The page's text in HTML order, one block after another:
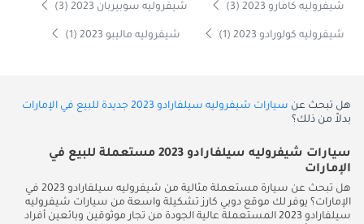
شيفروليه كامارو 2023 (3) شيفروليه سوبيربان 2023 (3)
شيفروليه كولورادو 2023 (1) شيفروليه ماليبو 2023 (1)
هل تبحث عن سيارات شيفروليه سيلفارادو 2023 جديدة للبيع في الإمارات
بدلاً من ذلك؟
سيارات شيفروليه سيلفارادو 2023 مستعملة للبيع في
الإمارات
هل تبحث عن سيارة مستعملة مثالية من شيفروليه سيلفارادو 2023 في
الإمارات؟ يوفر لك موقع دوبي كارز تشكيلة واسعة من سيارات شيفروليه
سيلفارادو 2023 المستعملة عالية الجودة من تجار موثوقين وبائعين أفراد